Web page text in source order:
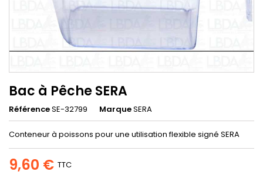
Bac à Pêche SERA
RéférenceSE-32799 MarqueSERA
Conteneur à poissons pour une utilisation flexible signé SERA
9,60 € TTC